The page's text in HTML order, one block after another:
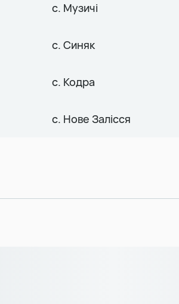
с. Музичі
с. Синяк
с. Кодра
с. Нове Залісся